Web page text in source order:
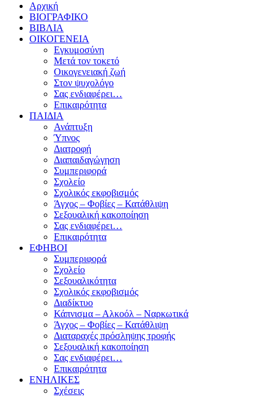
Αρχική
ΒΙΟΓΡΑΦΙΚΟ
ΒΙΒΛΙΑ
ΟΙΚΟΓΕΝΕΙΑ
Εγκυμοσύνη
Μετά τον τοκετό
Οικογενειακή ζωή
Στον ψυχολόγο
Σας ενδιαφέρει…
Επικαιρότητα
ΠΑΙΔΙΑ
Ανάπτυξη
Ύπνος
Διατροφή
Διαπαιδαγώγηση
Συμπεριφορά
Σχολείο
Σχολικός εκφοβισμός
Άγχος – Φοβίες – Κατάθλιψη
Σεξουαλική κακοποίηση
Σας ενδιαφέρει…
Επικαιρότητα
ΕΦΗΒΟΙ
Συμπεριφορά
Σχολείο
Σεξουαλικότητα
Σχολικός εκφοβισμός
Διαδίκτυο
Κάπνισμα – Αλκοόλ – Ναρκωτικά
Άγχος – Φοβίες – Κατάθλιψη
Διαταραχές πρόσληψης τροφής
Σεξουαλική κακοποίηση
Σας ενδιαφέρει…
Επικαιρότητα
ΕΝΗΛΙΚΕΣ
Σχέσεις